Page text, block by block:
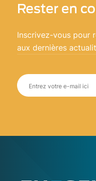
Rester en
Inscrivez-vous pour
aux dernières